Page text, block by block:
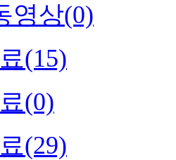
영상(0)
(15)
(0)
(29)